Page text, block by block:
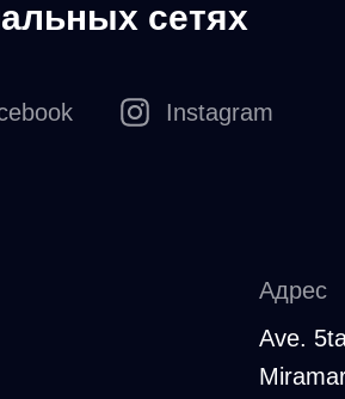
сетях
Instagram
Адрес
Ave.